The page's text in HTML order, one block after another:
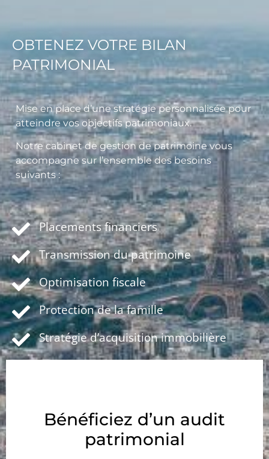
OBTENEZ VOTRE BILAN
PATRIMONIAL
Mise en place d’une stratégie personnalisée pour
atteindre vos objectifs patrimoniaux.
Notre cabinet de gestion de patrimoine vous
accompagne sur l’ensemble des besoins
suivants :
Placements financiers
Transmission du patrimoine
Optimisation fiscale
Protection de la famille
Stratégie d’acquisition immobilière
Bénéficiez d’un audit
patrimonial